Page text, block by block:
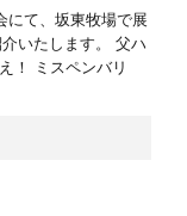
にて、坂東牧場で展
いたします。 父ハ
！ ミスペンバリ